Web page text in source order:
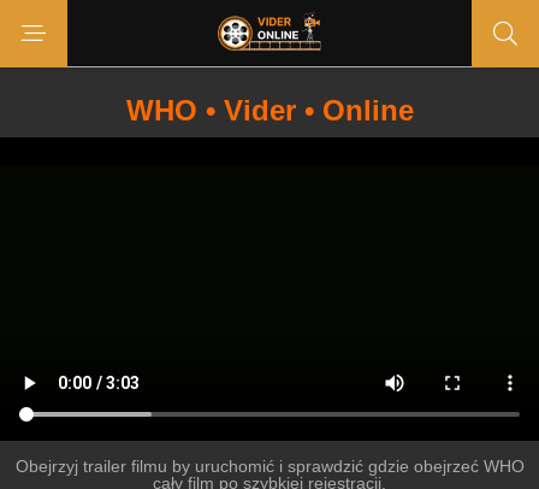
WHO • Vider • Online
Obejrzyj trailer filmu by uruchomić i sprawdzić gdzie obejrzeć WHO
cały film po szybkiej rejestracji.